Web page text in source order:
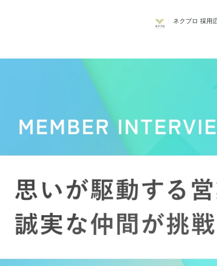
ネクプロ 採用
株式会社ネクプロ /